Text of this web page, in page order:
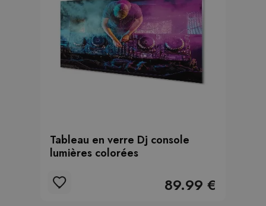
Tableau en verre Dj console
lumières colorées
89.99 €